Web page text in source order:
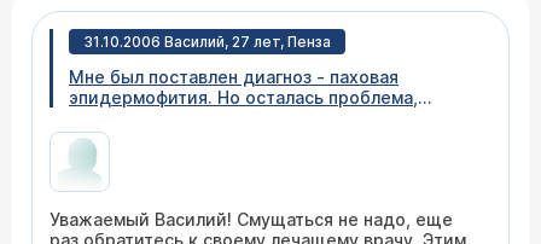
31.10.2006 Василий, 27 лет, Пенза
Мне был поставлен диагноз - паховая
эпидермофития. Но осталась проблема,
Около заднего прохода появился нарост, как-
бы складка кожи, иногда на туалетной бумаге
остаётся пятнышко крови. Что это может
эпидермофитии?
Уважаемый Василий! Смущаться не надо, еще
раз обратитесь к своему лечащему врачу. Этим